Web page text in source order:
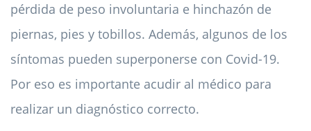
pérdida de peso involuntaria e hinchazón de
piernas, pies y tobillos. Además, algunos de los
síntomas pueden superponerse con Covid-19.
Por eso es importante acudir al médico para
realizar un diagnóstico correcto.